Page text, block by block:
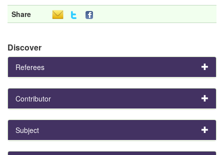
Share
Discover
Referees
Contributor
Subject